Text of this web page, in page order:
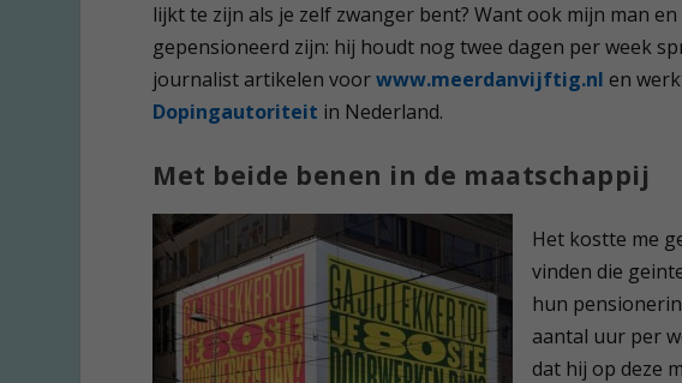
lijkt te zijn als je zelf zwanger bent? Want ook mijn man
gepensioneerd zijn: hij houdt nog twee dagen per week
journalist artikelen voorwww.meerdanvijftig.nl en
Dopingautoriteit in Nederland.
Met beide benen in de maatschappij
Het kostte me
vinden die
hun
aantal uur per
dat hij op deze